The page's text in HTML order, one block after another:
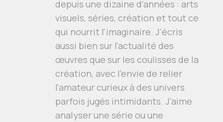
depuis une dizaine d'années : arts
visuels, séries, création et tout ce
qui nourrit l'imaginaire. J'écris
aussi bien sur l'actualité des
œuvres que sur les coulisses de la
création, avec l'envie de relier
l'amateur curieux à des univers
parfois jugés intimidants. J'aime
analyser une série ou une